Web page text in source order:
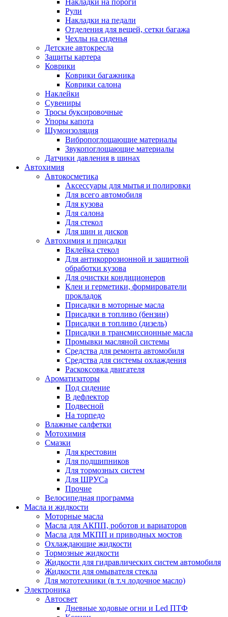
Накладки на пороги
Рули
Накладки на педали
Отделения для вещей, сетки багажа
Чехлы на сиденья
Детские автокресла
Защиты картера
Коврики
Коврики багажника
Коврики салона
Наклейки
Сувениры
Тросы буксировочные
Упоры капота
Шумоизоляция
Вибропоглощающие материалы
Звукопоглощающие материалы
Датчики давления в шинах
Автохимия
Автокосметика
Аксессуары для мытья и полировки
Для всего автомобиля
Для кузова
Для салона
Для стекол
Для шин и дисков
Автохимия и присадки
Вклейка стекол
Для антикоррозионной и защитной
обработки кузова
Для очистки кондиционеров
Клеи и герметики, формирователи
прокладок
Присадки в моторные масла
Присадки в топливо (бензин)
Присадки в топливо (дизель)
Присадки в трансмиссионные масла
Промывки масляной системы
Средства для ремонта автомобиля
Средства для системы охлаждения
Раскоксовка двигателя
Ароматизаторы
Под сидение
В дефлектор
Подвесной
На торпедо
Влажные салфетки
Мотохимия
Смазки
Для крестовин
Для подшипников
Для тормозных систем
Для ШРУСа
Прочие
Велосипедная программа
Масла и жидкости
Моторные масла
Масла для АКПП, роботов и вариаторов
Масла для МКПП и приводных мостов
Охлаждающие жидкости
Тормозные жидкости
Жидкости для гидравлических систем автомобиля
Жидкости для омывателя стекла
Для мототехники (в т.ч лодочное масло)
Электроника
Автосвет
Дневные ходовые огни и Led ПТФ